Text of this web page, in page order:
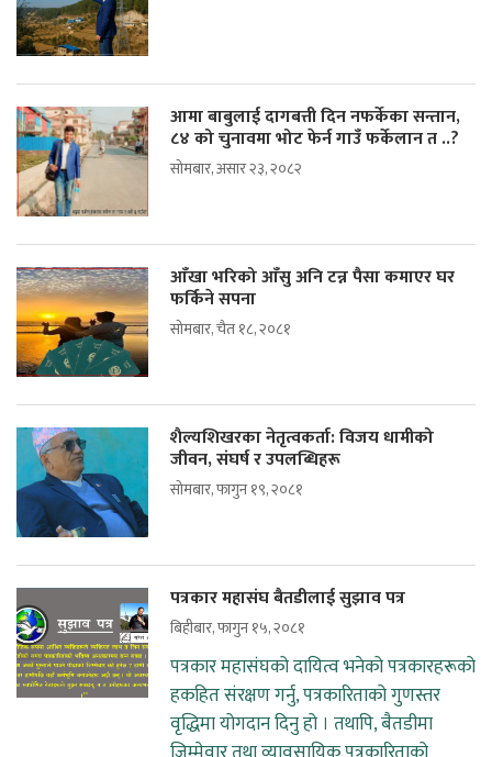
आमा बाबुलाई दागबत्ती दिन नफर्केका सन्तान,
८४ को चुनावमा भोट फेर्न गाउँ फर्केलान त ..?
सोमबार, असार २३, २०८२
आँखा भरिको आँसु अनि टन्न पैसा कमाएर घर
फर्किने सपना
सोमबार, चैत १८, २०८१
शैल्यशिखरका नेतृत्वकर्ता: विजय धामीको
जीवन, संघर्ष र उपलब्धिहरू
सोमबार, फागुन १९, २०८१
पत्रकार महासंघ बैतडीलाई सुझाव पत्र
बिहीबार, फागुन १५, २०८१
पत्रकार महासंघको दायित्व भनेको पत्रकारहरूको
हकहित संरक्षण गर्नु, पत्रकारिताको गुणस्तर
वृद्धिमा योगदान दिनु हो । तथापि, बैतडीमा